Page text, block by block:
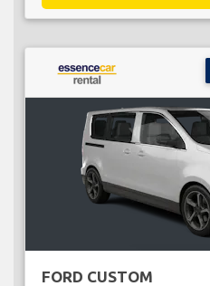
FORD CUSTOM